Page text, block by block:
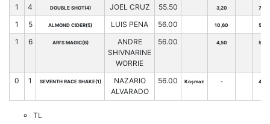
1 4 DOUBLE SHOT(4) JOEL CRUZ 55.50 3,20 71
1 5 ALMOND CIDER(5) LUIS PENA 56.00 10,60 54
1 6 ARI'S MAGIC(6)
ANDRE
SHIVNARINE
WORRIE
56.00 4,50 59
0 1 SEVENTH RACE SHAKE(1)
NAZARIO
ALVARADO
56.00 Koşmaz - 49
TL